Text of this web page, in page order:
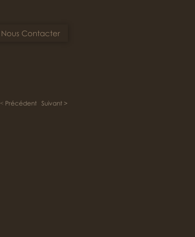
Nous Contacter
˂ Précédent Suivant >